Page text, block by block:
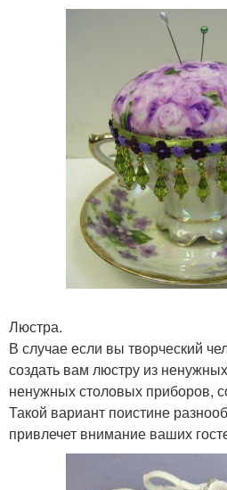
Люстра.
В случае если вы творческий
создать вам люстру из
ненужных столовых приборов,
Такой вариант поистине
привлечет внимание ваших